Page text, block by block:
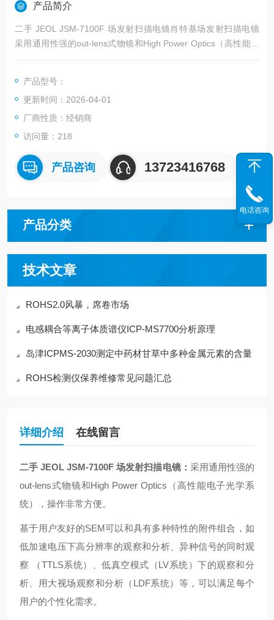
产品简介
二手 JEOL JSM-7100F 场发射扫描电镜肖特基场发射扫描电镜
采用通用性强的out-lens式物镜和High Power Optics（高性能电
子光学系统），操作非常方便。基于用户友好的SEM可以和具有
异种信号的同时观察 （TTLS系统）、低真空模式（LV系统）下
的观察和分析、用大视场观察和分析，可以满足每个用户的个性
化需求。
产品型号：
更新时间：2026-04-01
厂商性质：经销商
访问量：218
产品咨询 13723416768
产品分类
技术文章
ROHS2.0风暴，席卷市场
电感耦合等离子体质谱仪ICP-MS7700分析原理
岛津ICPMS-2030测定中药材甘草中多种金属元素的含量
ROHS检测仪保养维修常见问题汇总
详细介绍 在线留言
二手 JEOL JSM-7100F 场发射扫描电镜： 采用通用性强的
out-lens式物镜和High Power Optics（高性能电子光学系
统），操作非常方便。
基于用户友好的SEM可以和具有多种特性的附件组合，如
低加速电压下高分辨率的观察和分析、异种信号的同时观
察 （TTLS系统）、低真空模式（LV系统）下的观察和分
析、用大视场观察和分析（LDF系统）等，可以满足每个
用户的个性化需求。
电话咨询